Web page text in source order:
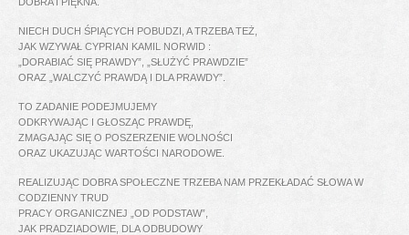
NIECH DUCH ŚPIĄCYCH POBUDZI, A TRZEBA TEŻ,
JAK WZYWAŁ CYPRIAN KAMIL NORWID :
„DORABIAĆ SIĘ PRAWDY”, „SŁUŻYĆ PRAWDZIE”
ORAZ „WALCZYĆ PRAWDĄ I DLA PRAWDY”.
TO ZADANIE PODEJMUJEMY
ODKRYWAJĄC I GŁOSZĄC PRAWDĘ,
ZMAGAJĄC SIĘ O POSZERZENIE WOLNOŚCI
ORAZ UKAZUJĄC WARTOŚCI NARODOWE.
REALIZUJĄC DOBRA SPOŁECZNE TRZEBA NAM PRZEKŁADAĆ SŁOWA W
CODZIENNY TRUD
PRACY ORGANICZNEJ „OD PODSTAW”,
JAK PRADZIADOWIE, DLA ODBUDOWY